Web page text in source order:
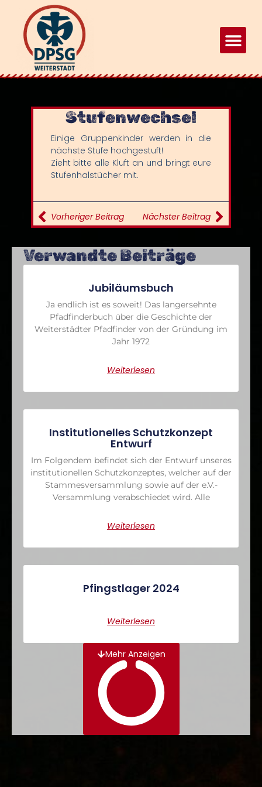
Stufenwechsel
Einige Gruppenkinder werden in die
nächste Stufe hochgestuft!
Zieht bitte alle Kluft an und bringt eure
Stufenhalstücher mit.
Vorheriger Beitrag Nächster Beitrag
Verwandte Beiträge
Jubiläumsbuch
Ja endlich ist es soweit! Das langersehnte
Pfadfinderbuch über die Geschichte der
Weiterstädter Pfadfinder von der Gründung im
Jahr 1972
Weiterlesen
Institutionelles Schutzkonzept
Entwurf
Im Folgendem befindet sich der Entwurf unseres
institutionellen Schutzkonzeptes, welcher auf der
Stammesversammlung sowie auf der e.V.-
Versammlung verabschiedet wird. Alle
Weiterlesen
Pfingstlager 2024
Weiterlesen
Mehr Anzeigen